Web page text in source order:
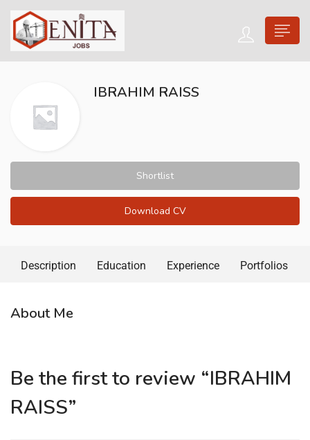
IBRAHIM RAISS
Shortlist
Download CV
Description Education Experience Portfolios
About Me
Be the first to review “IBRAHIM
RAISS”